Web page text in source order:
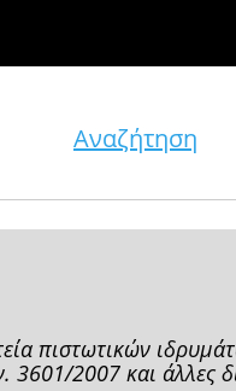
Αναζήτηση
πιστωτικών
2007 και άλλες